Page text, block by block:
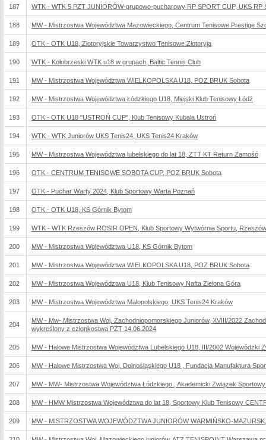
187 WTK - WTK 5 PZT JUNIORÓW-grupowo-pucharowy RP SPORT CUP, UKS RP
188 MW - Mistrzostwa Województwa Mazowieckiego, Centrum Tenisowe Prestige
189 OTK - OTK U18, Złotoryjskie Towarzystwo Tenisowe Złotoryja
190 WTK - Kołobrzeski WTK u18 w grupach, Baltic Tennis Club
191 MW - Mistrzostwa Województwa WIELKOPOLSKA U18, POZ BRUK Sobota
192 MW - Mistrzostwa Województwa Łódzkiego U18, Miejski Klub Tenisowy Łódź
193 OTK - OTK U18 "USTROŃ CUP", Klub Tenisowy Kubala Ustroń
194 WTK - WTK Juniorów UKS Tenis24, UKS Tenis24 Kraków
195 MW - Mistrzostwa Województwa lubelskiego do lat 18, ZTT KT Return Zamość
196 OTK - CENTRUM TENISOWE SOBOTA CUP, POZ BRUK Sobota
197 OTK - Puchar Warty 2024, Klub Sportowy Warta Poznań
198 OTK - OTK U18, KS Górnik Bytom
199 WTK - WTK Rzeszów ROSIR OPEN, Klub Sportowy Wytwórnia Sportu, Rzeszów
200 MW - Mistrzostwa Województwa U18, KS Górnik Bytom
201 MW - Mistrzostwa Województwa WIELKOPOLSKA U18, POZ BRUK Sobota
202 MW - Mistrzostwa Województwa U18, Klub Tenisowy Nafta Zielona Góra
203 MW - Mistrzostwa Województwa Małopolskiego, UKS Tenis24 Kraków
204
MW - Mw- Mistrzostwa Woj. Zachodniopomorskiego Juniorów, XVIII/2022
wykreślony z członkostwa PZT 14.06.2024
205 MW - Halowe Mistrzostwa Województwa Lubelskiego U18, III/2002 Wojewódzki
206 MW - Halowe Mistrzostwa Woj. Dolnośląskiego U18 , Fundacja Manufaktura
207 MW - MW- Mistrzostwa Województwa Łódzkiego , Akademicki Związek
208 MW - HMW Mistrzostwa Województwa do lat 18, Sportowy Klub Tenisowy
209 MW - MISTRZOSTWA WOJEWÓDZTWA JUNIORÓW WARMIŃSKO-